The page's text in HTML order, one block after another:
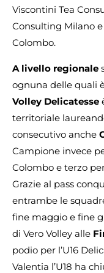
Viscontini Tea
Consulting Milano e
Colombo.
A livello regionale
ognuna delle quali
Volley Delicatesse
territoriale
consecutivo anche
Campione invece
Colombo e terzo
Grazie al pass
entrambe le
fine maggio e fine
di Vero Volley alle
podio per l’U16
Valentia l’U18 ha